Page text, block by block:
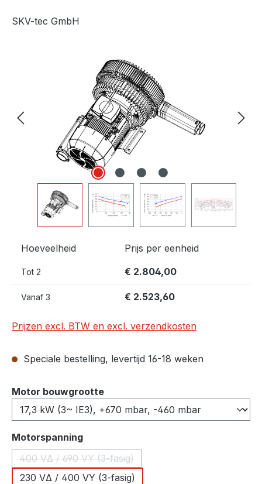
SKV-tec GmbH
Afbeeldingengalerij overslaan
Hoeveelheid Prijs per eenheid
Tot 2 € 2.804,00
Vanaf 3 € 2.523,60
Prijzen excl. BTW en excl. verzendkosten
Speciale bestelling, levertijd 16-18 weken
Selecteer
Motor bouwgrootte
Selecteer
Motorspanning
400 VΔ / 690 VY (3-fasig)
(Deze optie is momenteel niet beschikbaar.)
230 VΔ / 400 VY (3-fasig)